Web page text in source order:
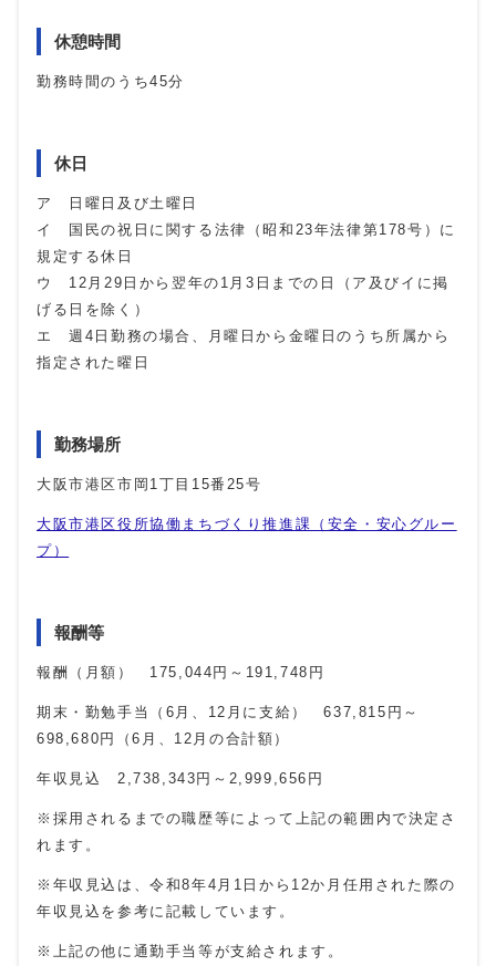
休憩時間
勤務時間のうち45分
休日
ア 日曜日及び土曜日
イ 国民の祝日に関する法律（昭和 23年法律第178号）に
規定する休日
ウ 12月 29 日から翌年の1月3日までの日（ア及びイに掲
げる日を除く）
エ 週4日勤務の場合、月曜日から金曜日のうち所属から
指定された曜日
勤務場所
大阪市港区市岡1丁目15番25号
大阪市港区役所協働まちづくり推進課（安全・安心グルー
プ）
報酬等
報酬（月額） 175,044円～ 191,748 円
期末・勤勉手当（6月、12月に支給） 637,815円～
698,680円（6月、 12 月の合計額）
年収見込 2,738,343円～ 2,999,656 円
※採用されるまでの職歴等によって上記の範囲内で決定さ
れます。
※年収見込は、令和8年4月1日から12か月任用された際の
年収見込を参考に記載しています。
※上記の他に通勤手当等が支給されます。